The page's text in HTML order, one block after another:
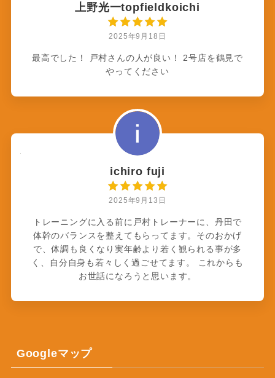
上野光一topfieldkoichi
2025年9月18日
最高でした！ 戸村さんの人が良い！ 2号店を鶴見で
やってください
ichiro fuji
2025年9月13日
トレーニングに入る前に戸村トレーナーに、丹田で
体幹のバランスを整えてもらってます。そのおかげ
で、体調も良くなり実年齢より若く観られる事が多
く、自分自身も若々しく過ごせてます。 これからも
お世話になろうと思います。
Googleマップ